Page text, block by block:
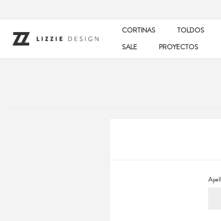
CORTINAS TOLDOS
SALE
PROYECTOS